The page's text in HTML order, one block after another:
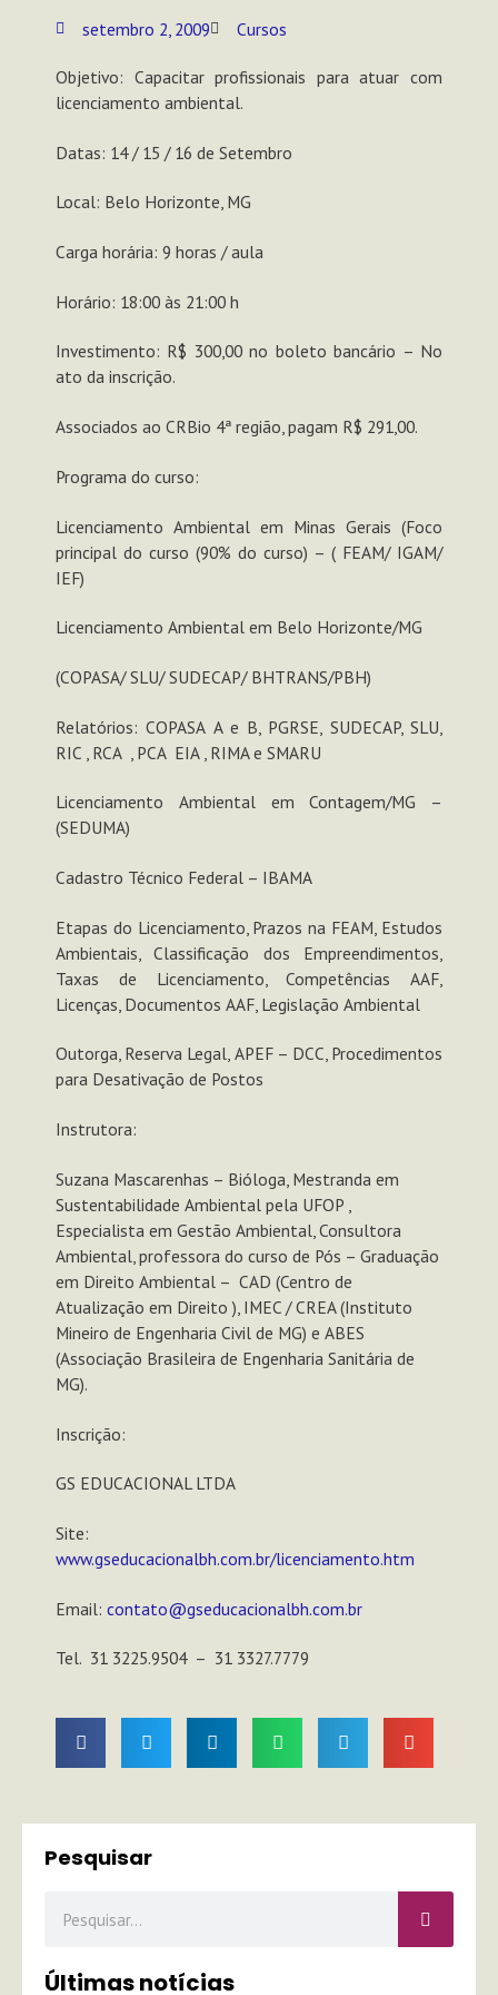
setembro 2, 2009 Cursos
Objetivo: Capacitar profissionais para atuar com
licenciamento ambiental.
Datas: 14 / 15 / 16 de Setembro
Local: Belo Horizonte, MG
Carga horária: 9 horas / aula
Horário: 18:00 às 21:00 h
Investimento: R$ 300,00 no boleto bancário – No
ato da inscrição.
Associados ao CRBio 4ª região, pagam R$ 291,00.
Programa do curso:
Licenciamento Ambiental em Minas Gerais (Foco
principal do curso (90% do curso) – ( FEAM/ IGAM/
IEF)
Licenciamento Ambiental em Belo Horizonte/MG
(COPASA/ SLU/ SUDECAP/ BHTRANS/PBH)
Relatórios: COPASA A e B, PGRSE, SUDECAP, SLU,
RIC , RCA , PCA EIA , RIMA e SMARU
Licenciamento Ambiental em Contagem/MG –
(SEDUMA)
Cadastro Técnico Federal – IBAMA
Etapas do Licenciamento, Prazos na FEAM, Estudos
Ambientais, Classificação dos Empreendimentos,
Taxas de Licenciamento, Competências AAF,
Licenças, Documentos AAF, Legislação Ambiental
Outorga, Reserva Legal, APEF – DCC, Procedimentos
para Desativação de Postos
Instrutora:
Suzana Mascarenhas – Bióloga, Mestranda em
Sustentabilidade Ambiental pela UFOP ,
Especialista em Gestão Ambiental, Consultora
Ambiental, professora do curso de Pós – Graduação
em Direito Ambiental – CAD (Centro de
Atualização em Direito ), IMEC / CREA (Instituto
Mineiro de Engenharia Civil de MG) e ABES
(Associação Brasileira de Engenharia Sanitária de
MG).
Inscrição:
GS EDUCACIONAL LTDA
Site:
www.gseducacionalbh.com.br/licenciamento.htm
Email: contato@gseducacionalbh.com.br
Tel. 31 3225.9504 – 31 3327.7779
Pesquisar
Últimas notícias